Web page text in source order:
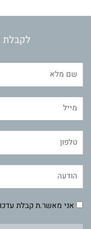
לקבלת
אני מאשר.ת קבלת